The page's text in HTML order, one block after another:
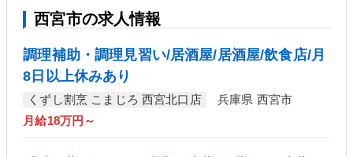
西宮市の求人情報
調理補助・調理見習い/居酒屋/居酒屋/飲食店/月
8日以上休みあり
くずし割烹 こまじろ 西宮北口店
兵庫県 西宮市
月給18万円～